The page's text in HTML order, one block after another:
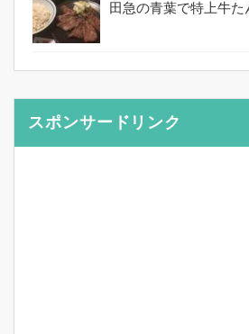
田急の青葉で特上牛た
スポンサードリンク